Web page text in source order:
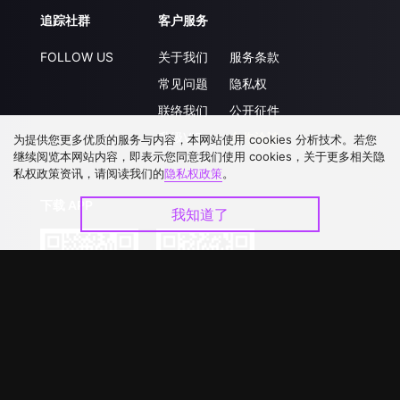
追踪社群
FOLLOW US
客户服务
关于我们
常见问题
联络我们
升级VIP
服务条款
隐私权
公开征件
合作洽談
为提供您更多优质的服务与内容，本网站使用 cookies 分析技术。若您
继续阅览本网站内容，即表示您同意我们使用 cookies，关于更多相关隐
私权政策资讯，请阅读我们的隐私权政策。
我知道了